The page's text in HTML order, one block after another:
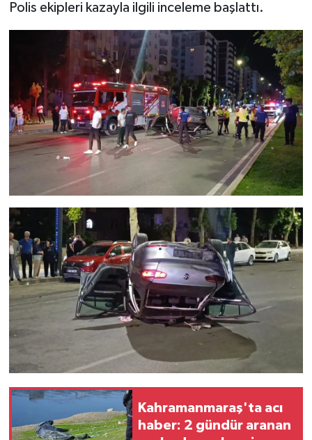
Polis ekipleri kazayla ilgili inceleme başlattı.
Kahramanmaraş'ta acı
haber: 2 gündür aranan